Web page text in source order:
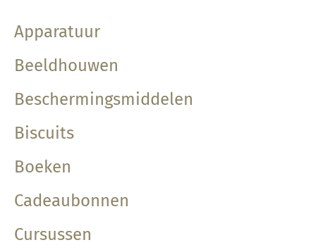
Apparatuur
Beeldhouwen
Beschermingsmiddelen
Biscuits
Boeken
Cadeaubonnen
Cursussen